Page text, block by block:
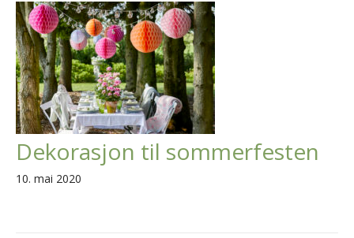
Dekorasjon til sommerfesten
10. mai 2020